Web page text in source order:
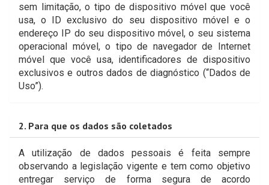
sem limitação, o tipo de dispositivo móvel que você
usa, o ID exclusivo do seu dispositivo móvel e o
endereço IP do seu dispositivo móvel, o seu sistema
operacional móvel, o tipo de navegador de Internet
móvel que você usa, identificadores de dispositivo
exclusivos e outros dados de diagnóstico (“Dados de
Uso”).
2. Para que os dados são coletados
A utilização de dados pessoais é feita sempre
observando a legislação vigente e tem como objetivo
entregar serviço de forma segura de acordo